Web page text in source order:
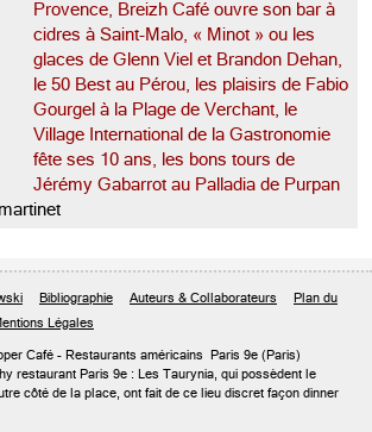
Provence, Breizh Café ouvre son bar à
cidres à Saint-Malo, « Minot » ou les
glaces de Glenn Viel et Brandon Dehan,
le 50 Best au Pérou, les plaisirs de Fabio
Gourgel à la Plage de Verchant, le
Village International de la Gastronomie
fête ses 10 ans, les bons tours de
Jérémy Gabarrot au Palladia de Purpan
Bibliographie Auteurs & Collaborateurs
Plan du
Légales
Café - Restaurants américains Paris 9e (Paris)
restaurant Paris 9e : Les Taurynia, qui possèdent le
côté de la place, ont fait de ce lieu discret façon dinner